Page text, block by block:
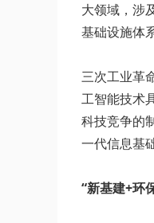
大领域，涉
基础设施体
三次工业革
工智能技术
科技竞争的
一代信息基
“新基建+环